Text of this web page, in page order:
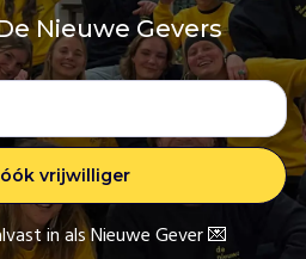
jouw project
Inloggen
Nieuwe Gevers
in als Nieuwe Gever 💌